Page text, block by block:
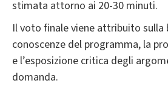
stimata attorno ai 20-30 minuti.
Il voto finale viene attribuito sulla
conoscenze del programma, la
e l’esposizione critica degli
domanda.